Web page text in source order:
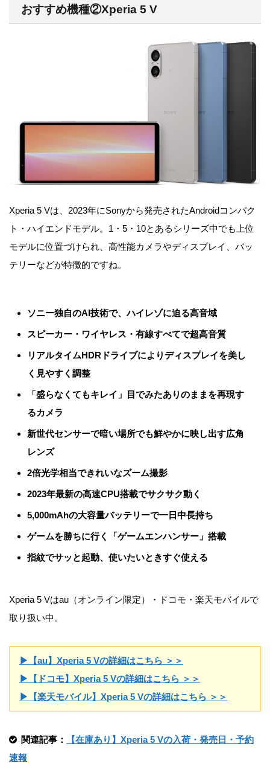
おすすめ機種②Xperia 5 V
Xperia 5 Vは、2023年にSonyから発売されたAndroidコンパク
ト・ハイエンドモデル。 1・5・10とあるシリーズ中でも上位
モデルに位置づけられ、高性能カメラやディスプレイ、バッ
テリーなどが特徴的ですね。
ソニー独自のAI技術で、ハイレゾに迫る高音域
スピーカー・ワイヤレス・有線すべてで超高音質
リアルタイムHDRドライブによりディスプレイを美し
く見やすく調整
「盛らなくてもキレイ」目でみたありのままを再現す
るカメラ
新世代センサーで暗い場所でも鮮やかに映し出す広角
レンズ
2倍光学相当できれいなズーム撮影
2023年最新の高速CPU搭載でサクサク動く
5,000mAhの大容量バッテリーで一日中長持ち
ゲームを勝ちに行く「ゲームエンハンサー」搭載
指紋でサッと起動、使いたいときすぐ使える
Xperia 5 Vはau（オンライン限定）・ドコモ・楽天モバイルで
取り扱い中。
▶【au】Xperia 5 Vの詳細はこちら ＞＞
▶【ドコモ】Xperia 5 Vの詳細はこちら ＞＞
▶【楽天モバイル】Xperia 5 Vの詳細はこちら ＞＞
関連記事：
【在庫あり】Xperia 5 Vの入荷・発売日・予約
速報